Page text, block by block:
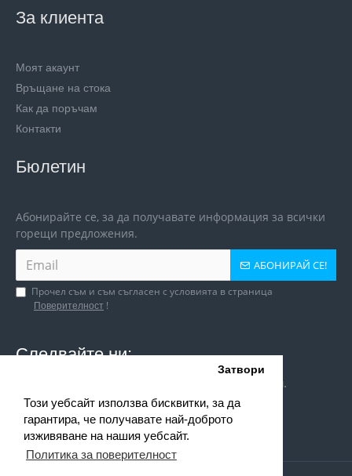
Този уебсайт използва бисквитки, за да
гарантира, че получавате най-доброто
изживяване на нашия уебсайт.
Политика за поверителност
Затвори
За клиента
Моят акаунт
Връщане на стока
Как да поръчам
Контакти
Бюлетин
Абонирайте се, за да получавате информация за всички
горещи предложения.
АБОНИРАЙ СЕ!
Прочел съм и съм съгласен с условията в страница
Поверителност !
Следвайте ни:
Следи ни и в социалните мрежи за игри и оферти.